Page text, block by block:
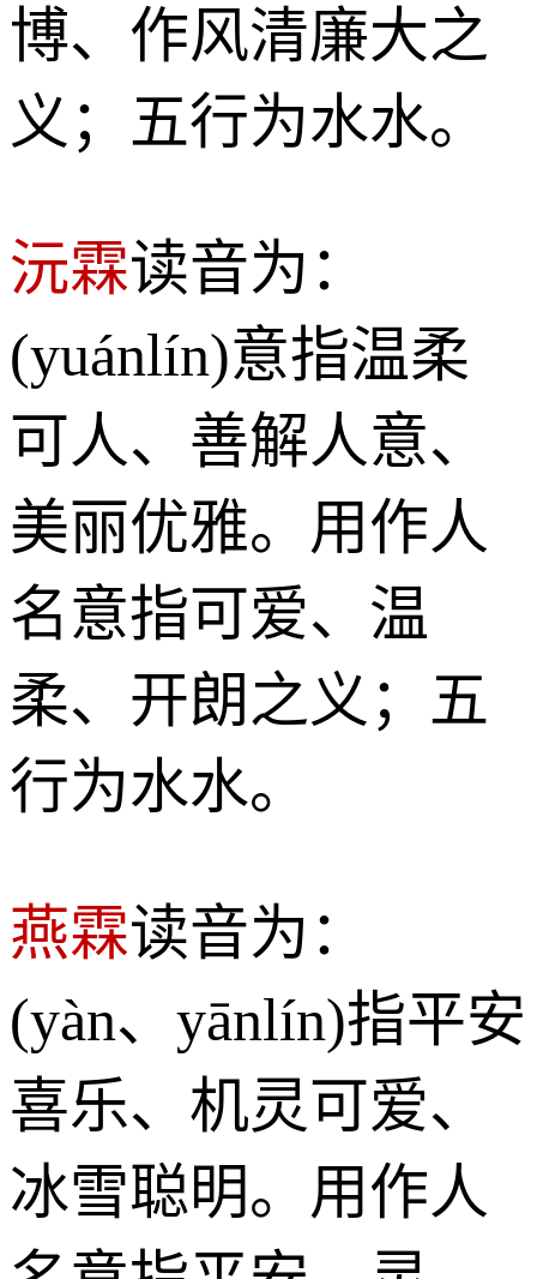
博、作风清廉大之
义；五行为水水。
沅霖读音为：
(yuánlín)意指温柔
可人、善解人意、
美丽优雅。用作人
名意指可爱、温
柔、开朗之义；五
行为水水。
燕霖读音为：
(yàn、yānlín)指平安
喜乐、机灵可爱、
冰雪聪明。用作人